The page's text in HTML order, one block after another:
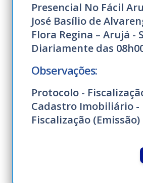
Presencial No Fácil
José Basílio de
Flora Regina – Arujá -
Diariamente das
Observações:
Protocolo -
Cadastro Imobiliário -
Fiscalização (Emissão)